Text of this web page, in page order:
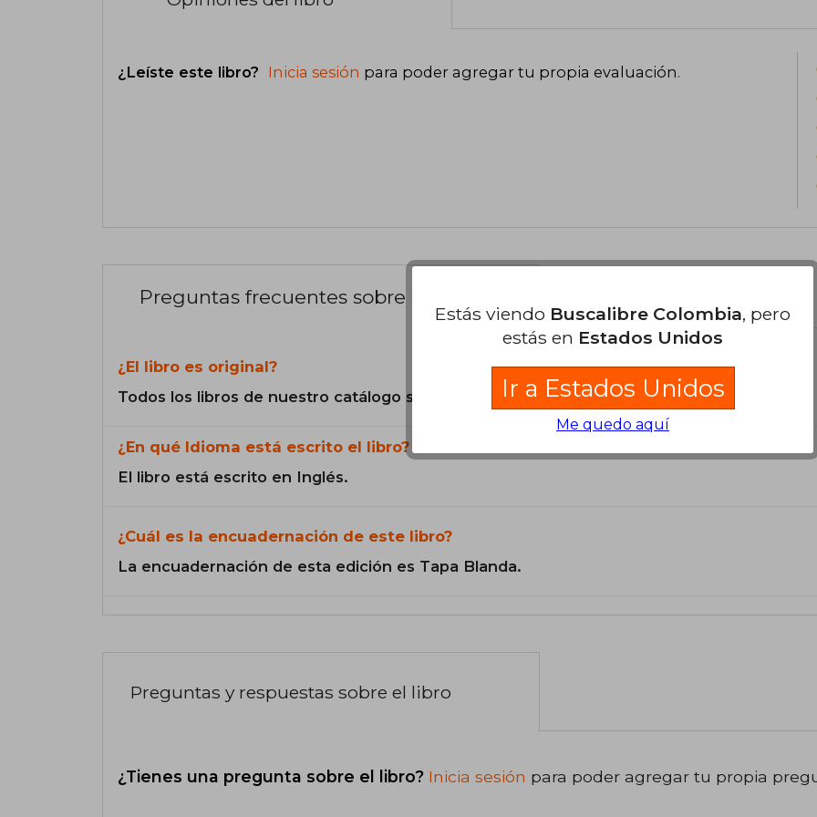
¿Leíste este libro? Inicia sesión para poder agregar tu propia evaluación.
Preguntas frecuentes sobre el libro
¿El libro es original?
Todos los libros de nuestro catálogo son Originales.
¿En qué Idioma está escrito el libro?
El libro está escrito en Inglés.
¿Cuál es la encuadernación de este libro?
La encuadernación de esta edición es Tapa Blanda.
Preguntas y respuestas sobre el libro
¿Tienes una pregunta sobre el libro? Inicia sesión para poder agregar tu propia
Estás viendo Buscalibre Colombia, pero
estás en Estados Unidos
Ir a Estados Unidos
Me quedo aquí